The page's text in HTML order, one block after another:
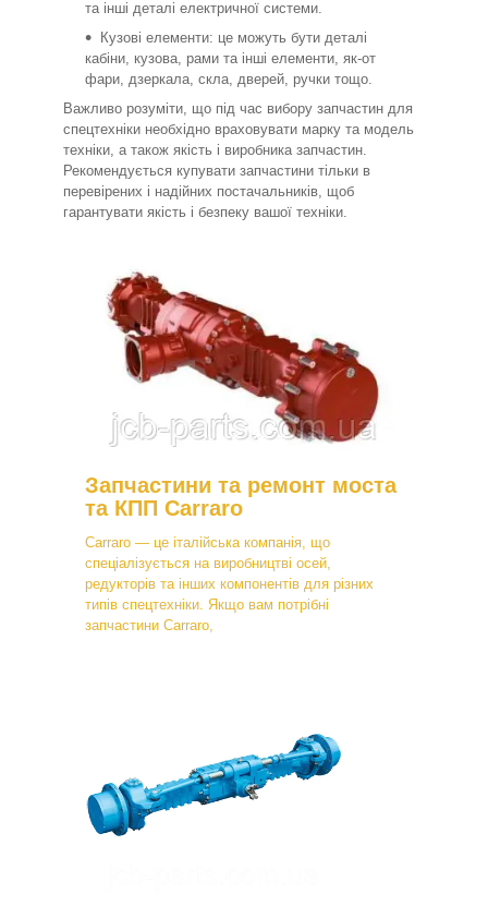
та інші деталі електричної системи.
Кузові елементи: це можуть бути деталі
кабіни, кузова, рами та інші елементи, як-от
фари, дзеркала, скла, дверей, ручки тощо.
Важливо розуміти, що під час вибору запчастин для
спецтехніки необхідно враховувати марку та модель
техніки, а також якість і виробника запчастин.
Рекомендується купувати запчастини тільки в
перевірених і надійних постачальників, щоб
гарантувати якість і безпеку вашої техніки.
Запчастини та ремонт моста
та КПП Carraro
Carraro — це італійська компанія, що
спеціалізується на виробництві осей,
редукторів та інших компонентів для різних
типів спецтехніки. Якщо вам потрібні
запчастини Carraro,